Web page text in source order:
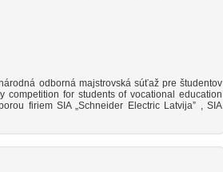
odborná majstrovská súťaž pre študentov
competition for students of vocational education
firiem SIA „Schneider Electric Latvija” , SIA